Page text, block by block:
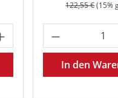
Gib den
Regulärer
122,55 €(15%
Produkt
In den